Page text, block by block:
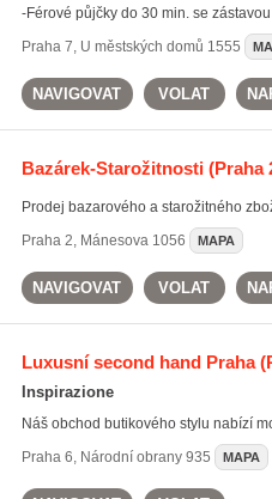
-Férové půjčky do 30 min. se
Praha 7, U městských domů 1555
NAVIGOVAT VOLAT
Bazárek-Starožitnosti(Praha
Prodej bazarového a starožitného
Praha 2, Mánesova 1056 MAPA
NAVIGOVAT VOLAT
Luxusní second hand Praha
Inspirazione
Náš obchod butikového stylu nabízí
Praha 6, Národní obrany 935 MAPA